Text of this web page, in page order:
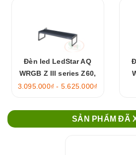
Đèn led LedStar AQ
WRGB Z III series Z60,
Z90, Z120, Z150
3.095.000₫ - 5.625.000₫
SẢN PHẨM ĐÃ